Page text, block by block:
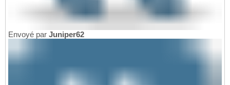
Envoyé par Juniper62